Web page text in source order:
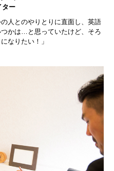
ター
人とのやりとりに直面し、英語
かは…と思っていたけど、そろ
なりたい！」